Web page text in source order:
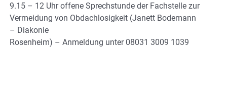
9.15 – 12 Uhr offene Sprechstunde der Fachstelle zur
Vermeidung von Obdachlosigkeit (Janett Bodemann
– Diakonie
Rosenheim) – Anmeldung unter 08031 3009 1039